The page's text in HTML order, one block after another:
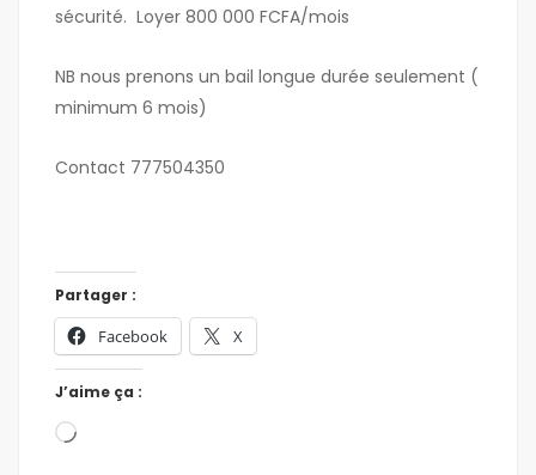
sécurité. Loyer 800 000 FCFA/mois
NB nous prenons un bail longue durée seulement (
minimum 6 mois)
Contact 777504350
Partager :
Facebook X
J’aime ça :